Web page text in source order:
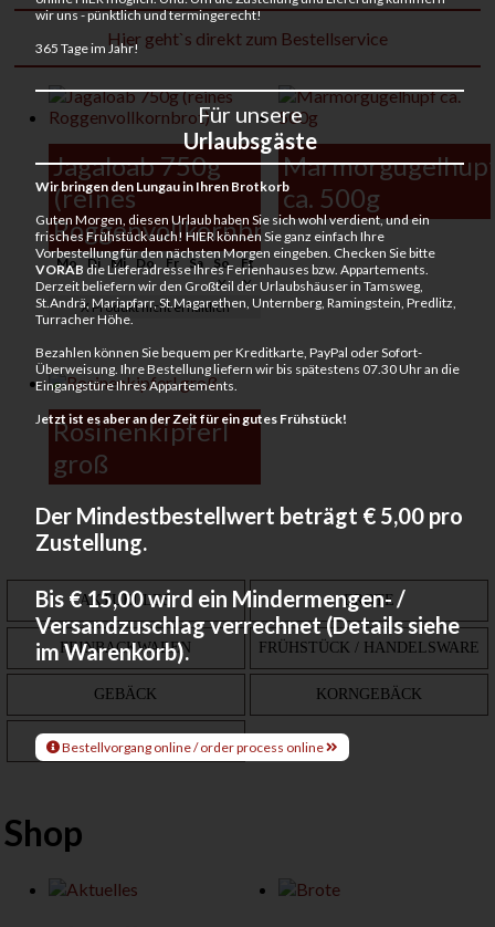
wir uns - pünktlich und termingerecht!
365 Tage im Jahr!
Für unsere
Urlaubsgäste
Wir bringen den Lungau in Ihren Brotkorb
Guten Morgen, diesen Urlaub haben Sie sich wohl verdient, und ein
frisches Frühstück auch! HIER können Sie ganz einfach Ihre
Vorbestellung für den nächsten Morgen eingeben. Checken Sie bitte
VORAB die Lieferadresse Ihres Ferienhauses bzw. Appartements.
Derzeit beliefern wir den Großteil der Urlaubshäuser in Tamsweg,
St.Andrä, Mariapfarr, St.Magarethen, Unternberg, Ramingstein, Predlitz,
Turracher Höhe.
Bezahlen können Sie bequem per Kreditkarte, PayPal oder Sofort-
Überweisung. Ihre Bestellung liefern wir bis spätestens 07.30 Uhr an die
Eingangstüre Ihres Appartements.
Jetzt ist es aber an der Zeit für ein gutes Frühstück!
Der Mindestbestellwert beträgt € 5,00 pro
Zustellung.
Bis € 15,00 wird ein Mindermengen- /
Versandzuschlag verrechnet (Details siehe
im Warenkorb).
Bestellvorgang online / order process online
Hier geht`s direkt zum Bestellservice
Jagaloab 750g
(reines
Roggenvollkornbrot)
Mo Di Mi Do Fr Sa So
Ft
X
X
X Produkt nicht erhältlich
ca. 500g
Rosinenkipferl
groß
AKTUELLES BROTE
FEINBACKWAREN FRÜHSTÜCK / HANDELSWARE
GEBÄCK KORNGEBÄCK
WEISSBROTE
Shop